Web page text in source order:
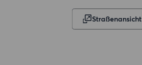
Straßenansicht